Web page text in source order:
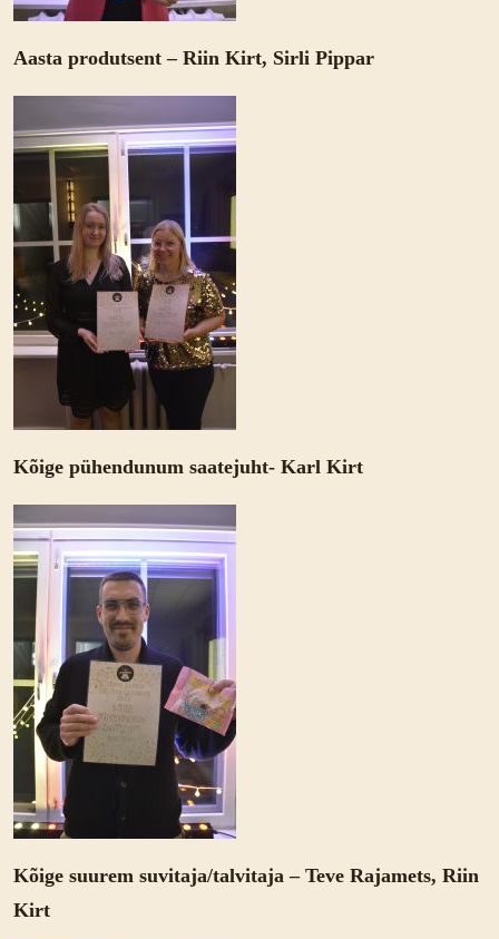
Aasta produtsent – Riin Kirt, Sirli Pippar
Kõige pühendunum saatejuht- Karl Kirt
Kõige suurem suvitaja/talvitaja – Teve Rajamets, Riin
Kirt